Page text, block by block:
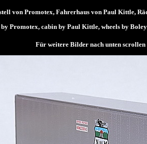
von Promotex, Fahrerhaus von Paul Kittle,
Promotex, cabin by Paul Kittle, wheels by
Für weitere Bilder nach unten